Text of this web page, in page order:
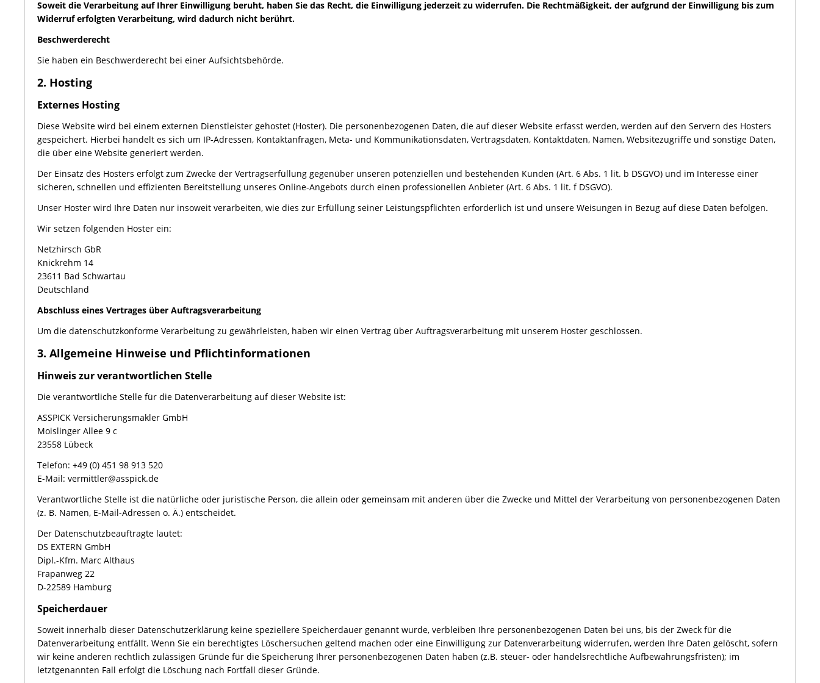
Soweit die Verarbeitung auf Ihrer Einwilligung beruht, haben Sie das Recht, die Einwilligung jederzeit zu widerrufen. Die Rechtmäßigkeit, der aufgrund der Einwilligung bis zum
Widerruf erfolgten Verarbeitung, wird dadurch nicht berührt.
Beschwerderecht
Sie haben ein Beschwerderecht bei einer Aufsichtsbehörde.
2. Hosting
Externes Hosting
Diese Website wird bei einem externen Dienstleister gehostet (Hoster). Die personenbezogenen Daten, die auf dieser Website erfasst werden, werden auf den Servern des Hosters
gespeichert. Hierbei handelt es sich um IP-Adressen, Kontaktanfragen, Meta- und Kommunikationsdaten, Vertragsdaten, Kontaktdaten, Namen, Websitezugriffe und sonstige Daten,
die über eine Website generiert werden.
Der Einsatz des Hosters erfolgt zum Zwecke der Vertragserfüllung gegenüber unseren potenziellen und bestehenden Kunden (Art. 6 Abs. 1 lit. b DSGVO) und im Interesse einer
sicheren, schnellen und effizienten Bereitstellung unseres Online-Angebots durch einen professionellen Anbieter (Art. 6 Abs. 1 lit. f DSGVO).
Unser Hoster wird Ihre Daten nur insoweit verarbeiten, wie dies zur Erfüllung seiner Leistungspflichten erforderlich ist und unsere Weisungen in Bezug auf diese Daten befolgen.
Wir setzen folgenden Hoster ein:
Netzhirsch GbR
Knickrehm 14
23611 Bad Schwartau
Deutschland
Abschluss eines Vertrages über Auftragsverarbeitung
Um die datenschutzkonforme Verarbeitung zu gewährleisten, haben wir einen Vertrag über Auftragsverarbeitung mit unserem Hoster geschlossen.
3. Allgemeine Hinweise und Pflicht­informationen
Hinweis zur verantwortlichen Stelle
Die verantwortliche Stelle für die Datenverarbeitung auf dieser Website ist:
ASSPICK Versicherungsmakler GmbH
Moislinger Allee 9 c
23558 Lübeck
Telefon: +49 (0) 451 98 913 520
E-Mail: vermittler@asspick.de
Verantwortliche Stelle ist die natürliche oder juristische Person, die allein oder gemeinsam mit anderen über die Zwecke und Mittel der Verarbeitung von personenbezogenen Daten
(z. B. Namen, E-Mail-Adressen o. Ä.) entscheidet.
Der Datenschutzbeauftragte lautet:
DS EXTERN GmbH
Dipl.-Kfm. Marc Althaus
Frapanweg 22
D-22589 Hamburg
Speicherdauer
Soweit innerhalb dieser Datenschutzerklärung keine speziellere Speicherdauer genannt wurde, verbleiben Ihre personenbezogenen Daten bei uns, bis der Zweck für die
Datenverarbeitung entfällt. Wenn Sie ein berechtigtes Löschersuchen geltend machen oder eine Einwilligung zur Datenverarbeitung widerrufen, werden Ihre Daten gelöscht, sofern
wir keine anderen rechtlich zulässigen Gründe für die Speicherung Ihrer personenbezogenen Daten haben (z.B. steuer- oder handelsrechtliche Aufbewahrungsfristen); im
letztgenannten Fall erfolgt die Löschung nach Fortfall dieser Gründe.